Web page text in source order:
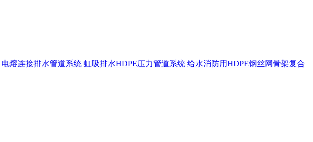
电熔连接排水管道系统 虹吸排水HDPE压力管道系统 给水消防用HDPE钢丝网骨架复合